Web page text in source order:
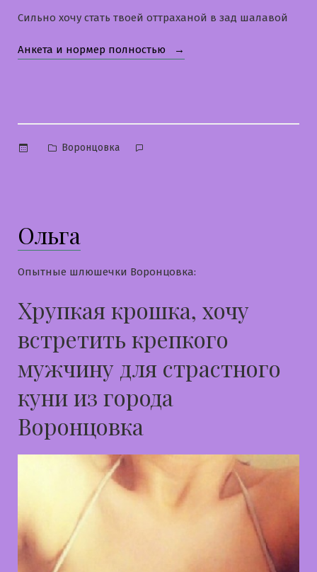
Сильно хочу стать твоей оттраханой в зад шалавой
Анкета и нормер полностью «Лизочка»
Опубликовано
Воронцовка
Ольга
Опытные шлюшечки Воронцовка:
Хрупкая крошка, хочу
встретить крепкого
мужчину для страстного
куни из города
Воронцовка